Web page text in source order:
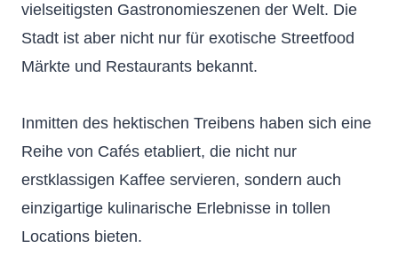
vielseitigsten Gastronomieszenen der Welt. Die
Stadt ist aber nicht nur für exotische Streetfood
Märkte und Restaurants bekannt.
Inmitten des hektischen Treibens haben sich eine
Reihe von Cafés etabliert, die nicht nur
erstklassigen Kaffee servieren, sondern auch
einzigartige kulinarische Erlebnisse in tollen
Locations bieten.